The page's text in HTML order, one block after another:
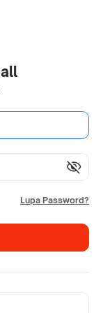
visibility_off
Lupa Password?